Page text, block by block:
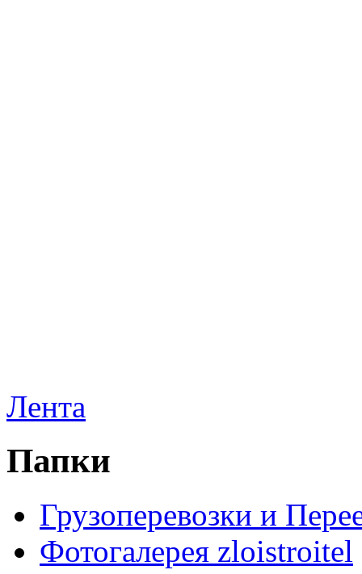
Лента
Папки
Грузоперевозки и
Фотогалерея zloistroitel